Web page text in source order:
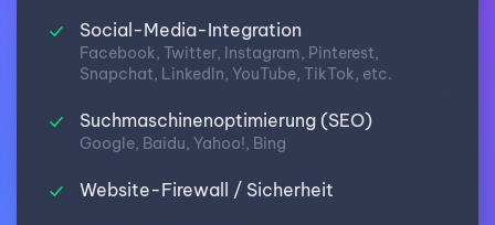
Social-Media-Integration
Facebook, Twitter, Instagram, Pinterest,
Snapchat, LinkedIn, YouTube, TikTok, etc.
Suchmaschinenoptimierung (SEO)
Google, Baidu, Yahoo!, Bing
Website-Firewall / Sicherheit